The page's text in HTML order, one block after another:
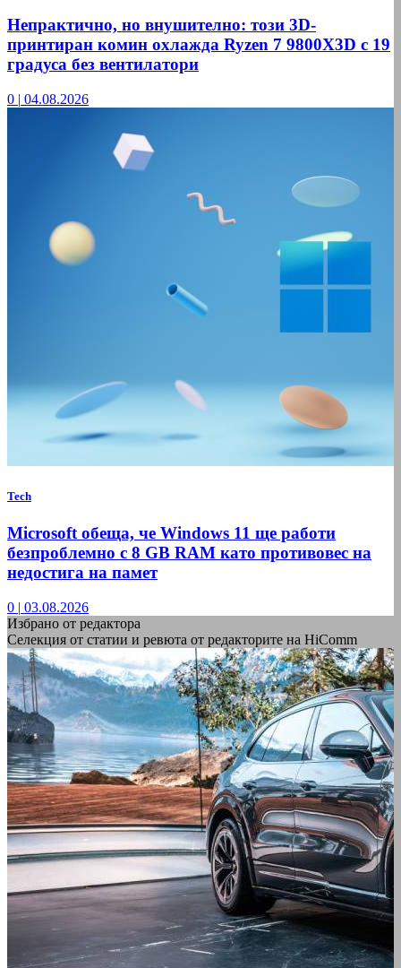
Непрактично, но внушително: този 3D-
принтиран комин охлажда Ryzen 7 9800X3D с 19
градуса без вентилатори
0 | 04.08.2026
Tech
Microsoft обеща, че Windows 11 ще работи
безпроблемно с 8 GB RAM като противовес на
недостига на памет
0 | 03.08.2026
Избрано от редактора
Селекция от статии и ревюта от редакторите на HiComm